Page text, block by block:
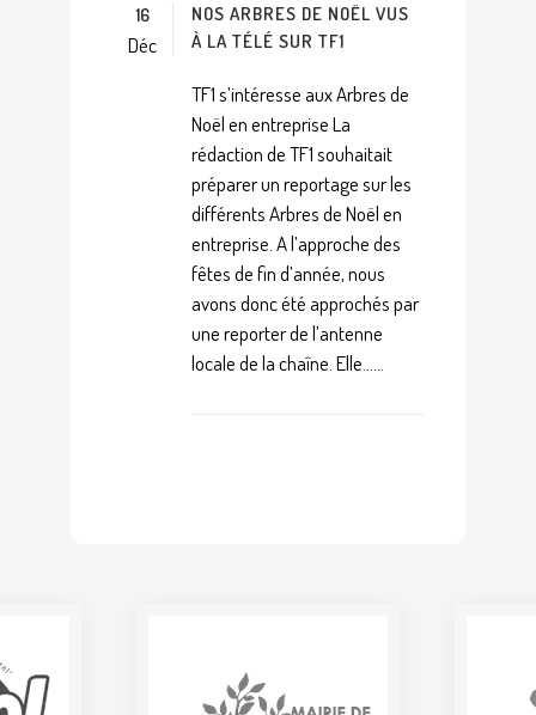
16
Déc
NOS ARBRES DE NOËL VUS
À LA TÉLÉ SUR TF1
TF1 s’intéresse aux Arbres de
Noël en entreprise La
rédaction de TF1 souhaitait
préparer un reportage sur les
différents Arbres de Noël en
entreprise. A l’approche des
fêtes de fin d’année, nous
avons donc été approchés par
une reporter de l’antenne
locale de la chaîne. Elle......